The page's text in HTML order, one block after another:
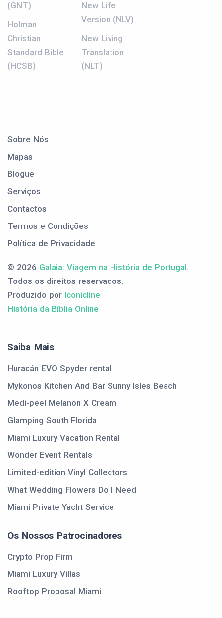
(GNT)
Holman
Christian
Standard Bible
(HCSB)
New Life
Version (NLV)
New Living
Translation
(NLT)
Sobre Nós
Mapas
Blogue
Serviços
Contactos
Termos e Condições
Política de Privacidade
© 2026 Galaia: Viagem na História de Portugal.
Todos os direitos reservados.
Produzido por Iconicline
História da Bíblia Online
Saiba Mais
Huracán EVO Spyder rental
Mykonos Kitchen And Bar Sunny Isles Beach
Medi-peel Melanon X Cream
Glamping South Florida
Miami Luxury Vacation Rental
Wonder Event Rentals
Limited-edition Vinyl Collectors
What Wedding Flowers Do I Need
Miami Private Yacht Service
Os Nossos Patrocinadores
Crypto Prop Firm
Miami Luxury Villas
Rooftop Proposal Miami